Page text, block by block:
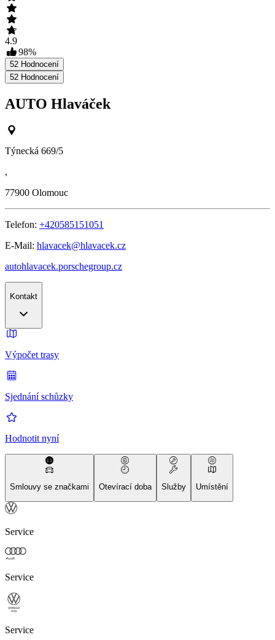
4.9
98%
52 Hodnocení
52 Hodnocení
AUTO Hlaváček
Týnecká 669/5
,
77900 Olomouc
Telefon: +420585151051
E-Mail: hlavacek@hlavacek.cz
autohlavacek.porschegroup.cz
Kontakt
Výpočet trasy
Sjednání schůzky
Hodnotit nyní
Smlouvy se značkami Otevírací doba Služby Umístění
Service
Service
Service